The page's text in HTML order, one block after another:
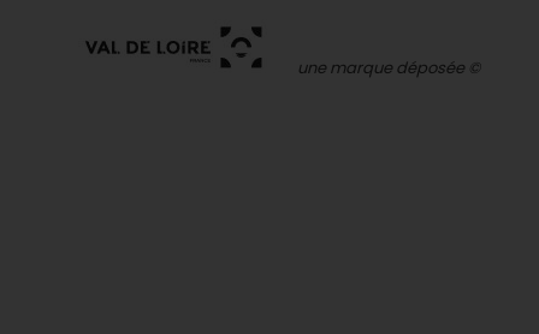
une marque déposée ©